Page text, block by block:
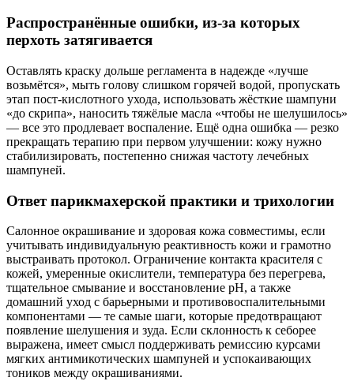
Распространённые ошибки, из‑за которых
перхоть затягивается
Оставлять краску дольше регламента в надежде «лучше
возьмётся», мыть голову слишком горячей водой, пропускать
этап пост‑кислотного ухода, использовать жёсткие шампуни
«до скрипа», наносить тяжёлые масла «чтобы не шелушилось»
— все это продлевает воспаление. Ещё одна ошибка — резко
прекращать терапию при первом улучшении: кожу нужно
стабилизировать, постепенно снижая частоту лечебных
шампуней.
Ответ парикмахерской практики и трихологии
Салонное окрашивание и здоровая кожа совместимы, если
учитывать индивидуальную реактивность кожи и грамотно
выстраивать протокол. Ограничение контакта красителя с
кожей, умеренные окислители, температура без перегрева,
тщательное смывание и восстановление pH, а также
домашний уход с барьерными и противовоспалительными
компонентами — те самые шаги, которые предотвращают
появление шелушения и зуда. Если склонность к себорее
выражена, имеет смысл поддерживать ремиссию курсами
мягких антимикотических шампуней и успокаивающих
тоников между окрашиваниями.